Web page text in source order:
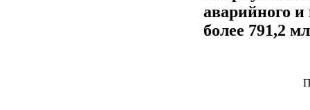
аварийного и
более 791,2